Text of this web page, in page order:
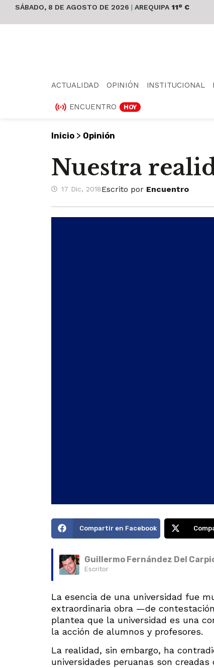
SÁBADO, 8 DE AGOSTO DE 2026 | AREQUIPA 11° C
ACTUALIDAD OPINIÓN INSTITUCIONAL
ENCUENTRO HOY
Inicio > Opinión
Nuestra
17 Dic, 2018Escrito por Encuentro
Compartir en Facebook
Guillermo Fernández Del
Escritor
La esencia de una universidad fue
extraordinaria obra —de
plantea que la universidad es una
la acción de alumnos y profesores.
La realidad, sin embargo, ha
universidades peruanas son